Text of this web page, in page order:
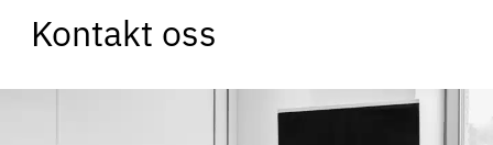
Kontakt oss